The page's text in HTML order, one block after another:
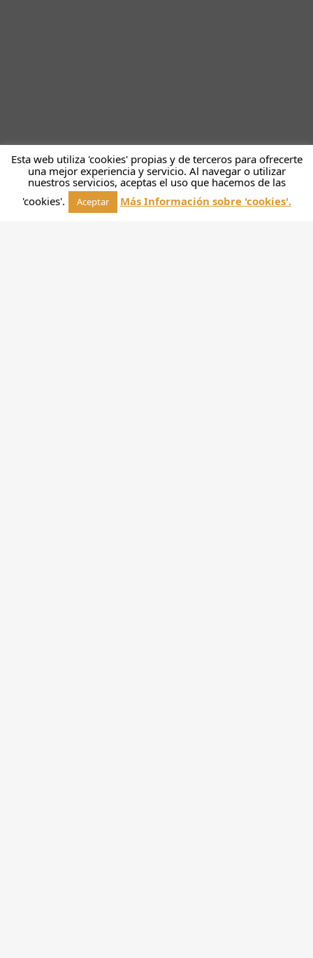
Esta web utiliza 'cookies' propias y de terceros para ofrecerte
una mejor experiencia y servicio. Al navegar o utilizar
nuestros servicios, aceptas el uso que hacemos de las
'cookies'.
Aceptar Más Información sobre 'cookies'.